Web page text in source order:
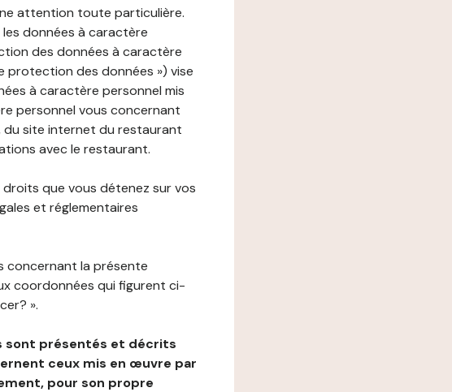
attention toute particulière.
données à caractère
des données à caractère
protection des données ») vise
à caractère personnel mis
personnel vous concernant
du site internet du restaurant
avec le restaurant.
que vous détenez sur vos
et réglementaires
concernant la présente
coordonnées qui figurent ci-
».
sont présentés et décrits
ceux mis en œuvre par
pour son propre